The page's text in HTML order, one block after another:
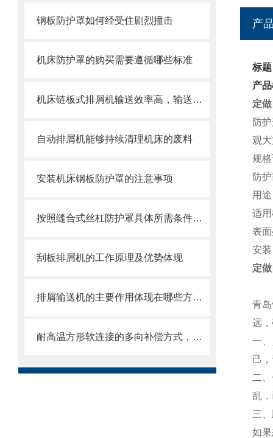
钢板防护罩如何经受住剧烈撞击
机床防护罩的购买需要遵循哪些标准
机床链板式排屑机输送效率高，输送速度选择范围大
自动排屑机能够持续清理机床的废料
安装机床钢板防护罩的注意事项
按照缝合式丝杠防护罩具体所需条件定制
刮板排屑机的工作原理及优势体现
排屑输送机的主要作用体现在哪些方面？
耐高温方形软连接的多向补偿方式，可提供较大的轴向、角向和侧向位移
产
标
产
定
防
观
规
防
用
适
表
安
定
青
远
一
己
二
乱
三
如